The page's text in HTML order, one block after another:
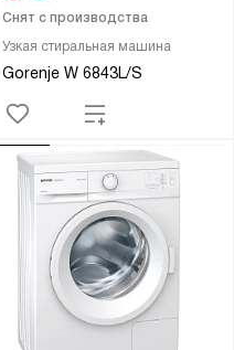
Узкая стиральная машина
Gorenje W 6843L/S
Снят с производства